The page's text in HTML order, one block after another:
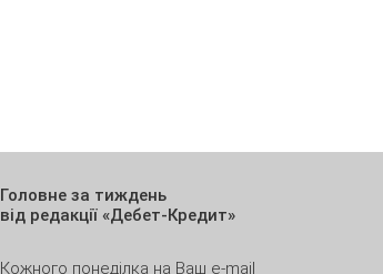
Головне за тиждень
від редакції «Дебет-Кредит»
Кожного понеділка на Ваш e-mail